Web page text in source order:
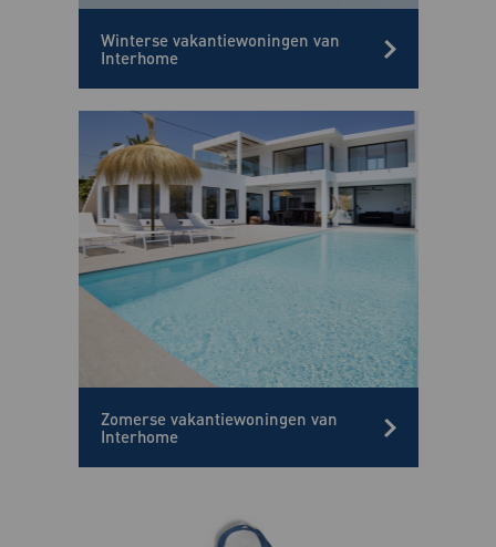
Winterse vakantiewoningen van
Interhome
Zomerse vakantiewoningen van
Interhome